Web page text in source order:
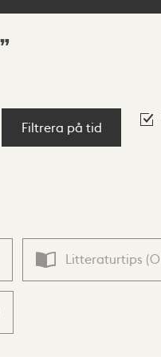
Filtrera på tid
Litteraturtips (0